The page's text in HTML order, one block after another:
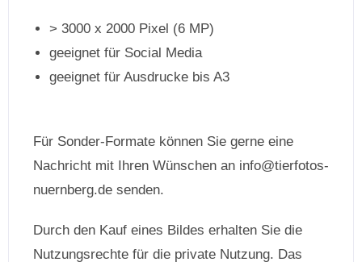
> 3000 x 2000 Pixel (6 MP)
geeignet für Social Media
geeignet für Ausdrucke bis A3
Für Sonder-Formate können Sie gerne eine
Nachricht mit Ihren Wünschen an info@tierfotos-
nuernberg.de senden.
Durch den Kauf eines Bildes erhalten Sie die
Nutzungsrechte für die private Nutzung. Das